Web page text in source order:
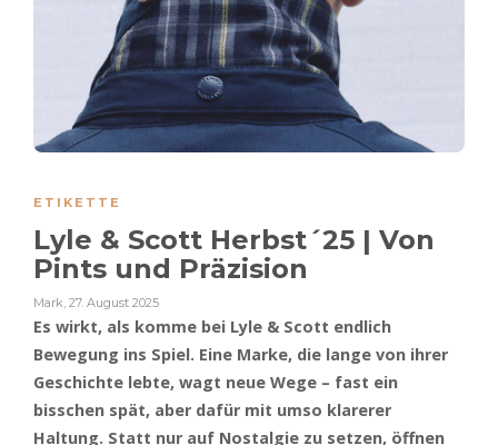
ETIKETTE
Lyle & Scott Herbst´25 | Von
Pints und Präzision
Mark 27. August 2025
Es wirkt, als komme bei Lyle & Scott endlich
Bewegung ins Spiel. Eine Marke, die lange von ihrer
Geschichte lebte, wagt neue Wege – fast ein
bisschen spät, aber dafür mit umso klarerer
Haltung. Statt nur auf Nostalgie zu setzen, öffnen